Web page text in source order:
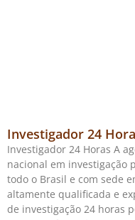
Investigador 24
Investigador 24 Horas A
nacional em investigação
todo o Brasil e com sede
altamente qualificada e
de investigação 24 horas